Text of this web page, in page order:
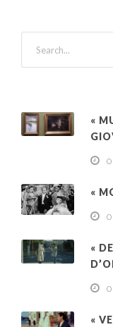
«
«
«
«